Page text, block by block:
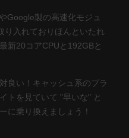
Google製の高速化モジュ
り入れておりほんといたれ
新20コアCPUと192GBと
良い！キャッシュ系のプラ
トを見ていて "早いな" と
に乗り換えましょう！